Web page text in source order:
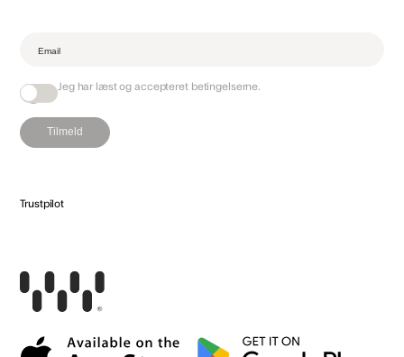
Jeg har læst og accepteret betingelserne.
Tilmeld
Trustpilot